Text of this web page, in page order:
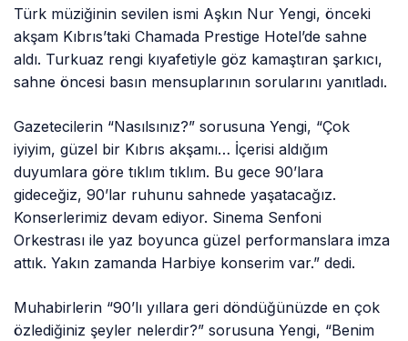
Türk müziğinin sevilen ismi Aşkın Nur Yengi, önceki
akşam Kıbrıs’taki Chamada Prestige Hotel’de sahne
aldı. Turkuaz rengi kıyafetiyle göz kamaştıran şarkıcı,
sahne öncesi basın mensuplarının sorularını yanıtladı.
Gazetecilerin “Nasılsınız?” sorusuna Yengi, “Çok
iyiyim, güzel bir Kıbrıs akşamı… İçerisi aldığım
duyumlara göre tıklım tıklım. Bu gece 90’lara
gideceğiz, 90’lar ruhunu sahnede yaşatacağız.
Konserlerimiz devam ediyor. Sinema Senfoni
Orkestrası ile yaz boyunca güzel performanslara imza
attık. Yakın zamanda Harbiye konserim var.” dedi.
Muhabirlerin “90’lı yıllara geri döndüğünüzde en çok
özlediğiniz şeyler nelerdir?” sorusuna Yengi, “Benim